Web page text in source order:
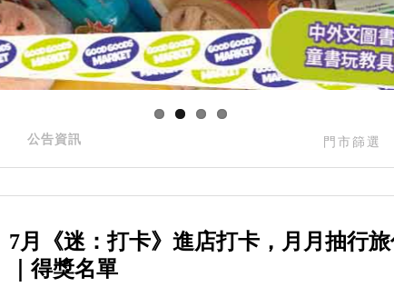
門市篩選
公告資訊
7月《迷：打卡》進店打卡，月月抽行
｜得獎名單